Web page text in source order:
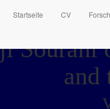
Startseite CV
Sourani
and